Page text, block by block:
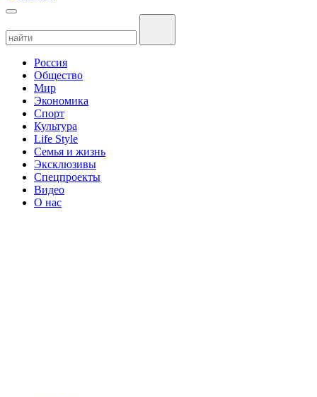
Россия
Общество
Мир
Экономика
Спорт
Культура
Life Style
Семья и жизнь
Эксклюзивы
Спецпроекты
Видео
О нас